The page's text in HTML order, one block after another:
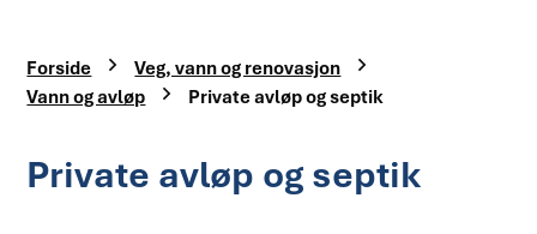
Du er her:
Forside
Veg, vann og renovasjon
Vann og avløp
Private avløp og septik
Private avløp og septik